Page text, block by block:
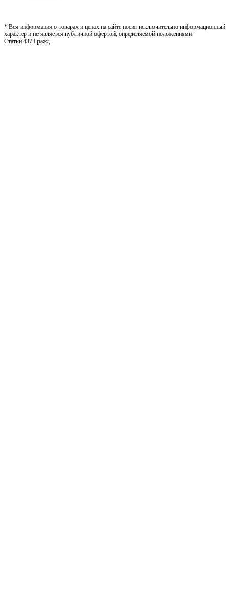
* Вся информация о товарах и ценах на сайте носит исключительно информационный
характер и не является публичной офертой, определяемой положениями
Статьи 437 Гражд